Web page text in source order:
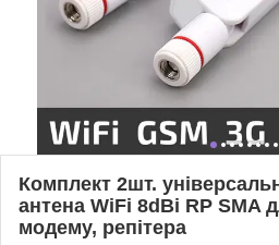
Комплект 2шт.
антена WiFi 8dBi RP SMA
модему, репітера